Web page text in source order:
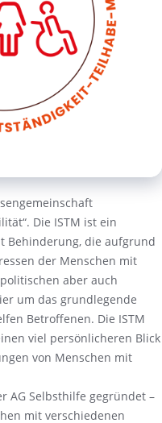
Die ISTM ist ein
Behinderung, die aufgrund
der Menschen mit
aber auch
um das grundlegende
Betroffenen. Die ISTM
viel persönlicheren Blick
von Menschen mit
AG Selbsthilfe gegründet –
mit verschiedenen